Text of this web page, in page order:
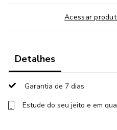
uma delas evoluímos nos
lançados. Ele não oferece
é uma orientação geral, com
estarão incluídos no Close
Fernanda Axer
acompanhamento ainda mais
profissional e dos
Whatsapp com assistência
Acessar
Detalhes
Garantia de 7 dias
Estude do seu jeito e em